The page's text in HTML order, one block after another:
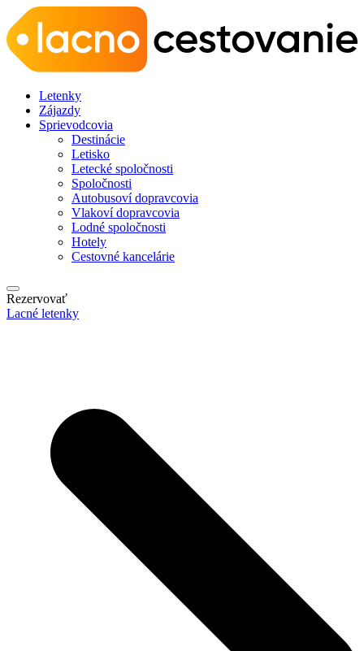
Letenky
Zájazdy
Sprievodcovia
Destinácie
Letisko
Letecké spoločnosti
Spoločnosti
Autobusoví dopravcovia
Vlakoví dopravcovia
Lodné spoločnosti
Hotely
Cestovné kancelárie
Rezervovať
Lacné letenky